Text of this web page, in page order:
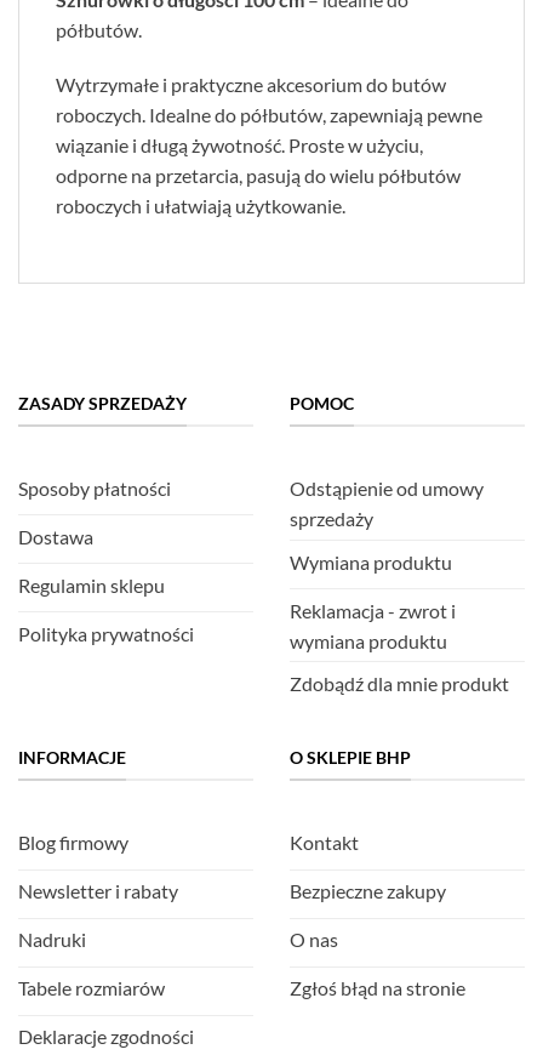
półbutów.
Wytrzymałe i praktyczne akcesorium do butów
roboczych. Idealne do półbutów, zapewniają pewne
wiązanie i długą żywotność. Proste w użyciu,
odporne na przetarcia, pasują do wielu półbutów
roboczych i ułatwiają użytkowanie.
ZASADY SPRZEDAŻY
Sposoby płatności
Dostawa
Regulamin sklepu
Polityka prywatności
POMOC
Odstąpienie od umowy
sprzedaży
Wymiana produktu
Reklamacja - zwrot i
wymiana produktu
Zdobądź dla mnie produkt
INFORMACJE
Blog firmowy
Newsletter i rabaty
Nadruki
Tabele rozmiarów
Deklaracje zgodności
O SKLEPIE BHP
Kontakt
Bezpieczne zakupy
O nas
Zgłoś błąd na stronie